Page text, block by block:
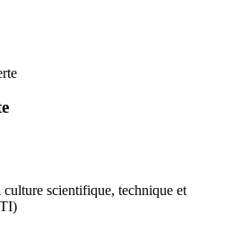
scientifique, technique et